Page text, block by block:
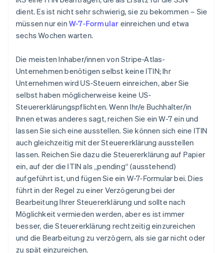
dient. Es ist nicht sehr schwierig, sie zu bekommen – Sie
müssen nur ein W-7-Formular einreichen und etwa
sechs Wochen warten.
Die meisten Inhaber/innen von Stripe-Atlas-
Unternehmen benötigen selbst keine ITIN; Ihr
Unternehmen wird US-Steuern einreichen, aber Sie
selbst haben möglicherweise keine US-
Steuererklärungspflichten. Wenn Ihr/e Buchhalter/in
Ihnen etwas anderes sagt, reichen Sie ein W-7 ein und
lassen Sie sich eine ausstellen. Sie können sich eine ITIN
auch gleichzeitig mit der Steuererklärung ausstellen
lassen. Reichen Sie dazu die Steuererklärung auf Papier
ein, auf der die ITIN als „pending“ (ausstehend)
aufgeführt ist, und fügen Sie ein W-7-Formular bei. Dies
führt in der Regel zu einer Verzögerung bei der
Bearbeitung Ihrer Steuererklärung und sollte nach
Möglichkeit vermieden werden, aber es ist immer
besser, die Steuererklärung rechtzeitig einzureichen
und die Bearbeitung zu verzögern, als sie gar nicht oder
zu spät einzureichen.